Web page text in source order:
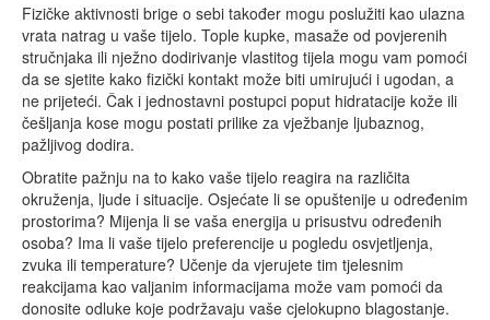
Fizičke aktivnosti brige o sebi također mogu poslužiti kao ulazna
vrata natrag u vaše tijelo. Tople kupke, masaže od povjerenih
stručnjaka ili nježno dodirivanje vlastitog tijela mogu vam pomoći
da se sjetite kako fizički kontakt može biti umirujući i ugodan, a
ne prijeteći. Čak i jednostavni postupci poput hidratacije kože ili
češljanja kose mogu postati prilike za vježbanje ljubaznog,
pažljivog dodira.
Obratite pažnju na to kako vaše tijelo reagira na različita
okruženja, ljude i situacije. Osjećate li se opuštenije u određenim
prostorima? Mijenja li se vaša energija u prisustvu određenih
osoba? Ima li vaše tijelo preferencije u pogledu osvjetljenja,
zvuka ili temperature? Učenje da vjerujete tim tjelesnim
reakcijama kao valjanim informacijama može vam pomoći da
donosite odluke koje podržavaju vaše cjelokupno blagostanje.